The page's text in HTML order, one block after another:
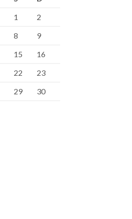
1
2
8
9
15
16
22
23
29 30